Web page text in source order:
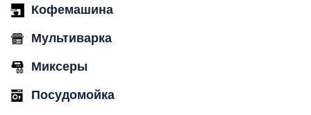
Кофемашина
Мультиварка
Миксеры
Посудомойка